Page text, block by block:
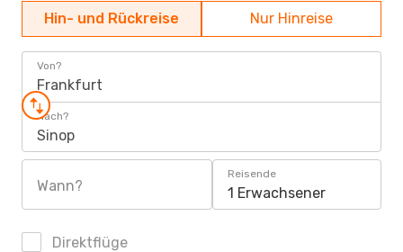
Hin- und Rückreise Nur Hinreise
Von?
Frankfurt
Nach?
Sinop
Wann?
Reisende
1 Erwachsener
Direktflüge